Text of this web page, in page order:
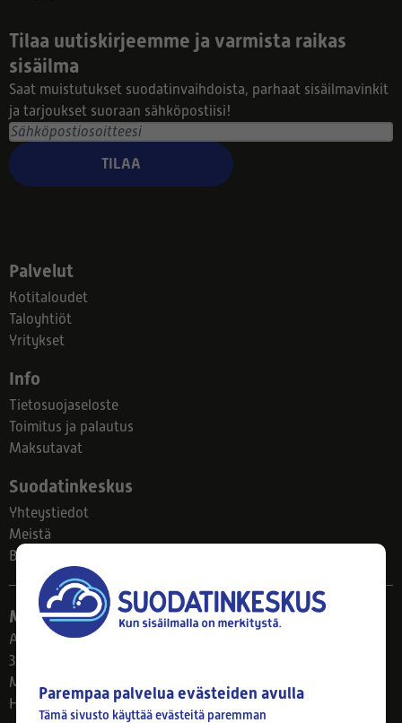
Tilaa uutiskirjeemme ja varmista raikas
sisäilma
Saat muistutukset suodatinvaihdoista, parhaat sisäilmavinkit
ja tarjoukset suoraan sähköpostiisi!
TILAA
Palvelut
Kotitaloudet
Taloyhtiöt
Yritykset
Info
Tietosuojaseloste
Toimitus ja palautus
Maksutavat
Suodatinkeskus
Yhteystiedot
Meistä
Blogi
Myymälä
Ahlmanintie 61
33800 Tampere
Ma–Pe 8–17
Huom! Myymälän poikkeusaukiolot: 27.7.-21.8. klo 8-16
Parempaa palvelua evästeiden avulla
Tämä sivusto käyttää evästeitä paremman